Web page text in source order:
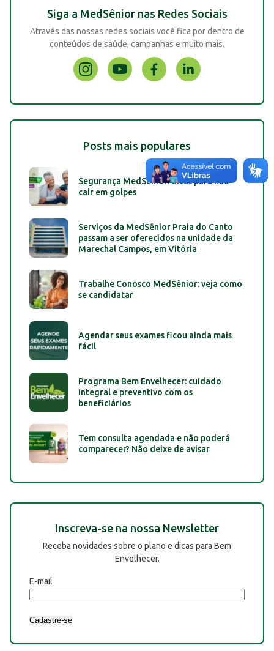
Siga a MedSênior nas Redes Sociais
Através das nossas redes sociais você fica por dentro de
conteúdos de saúde, campanhas e muito mais.
Posts mais populares
Segurança MedSênior: dicas para não
cair em golpes
Serviços da MedSênior Praia do Canto
passam a ser oferecidos na unidade da
Marechal Campos, em Vitória
Trabalhe Conosco MedSênior: veja como
se candidatar
Agendar seus exames ficou ainda mais
fácil
Programa Bem Envelhecer: cuidado
integral e preventivo com os
beneficiários
Tem consulta agendada e não poderá
comparecer? Não deixe de avisar
Inscreva-se na nossa Newsletter
Receba novidades sobre o plano e dicas para Bem
Envelhecer.
E-mail
Cadastre-se